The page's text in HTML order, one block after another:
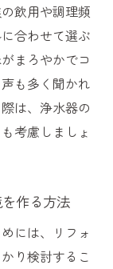
飲用や調理頻
合わせて選ぶ
まろやかでコ
も多く聞かれ
は、浄水器の
考慮しましょ
作る方法
には、リフォ
り検討するこ